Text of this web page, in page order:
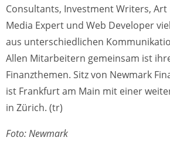
Consultants, Investment Writers, Art
Media Expert und Web Developer
aus unterschiedlichen
Allen Mitarbeitern gemeinsam ist
Finanzthemen. Sitz von Newmark
ist Frankfurt am Main mit einer
in Zürich. (tr)
Foto: Newmark